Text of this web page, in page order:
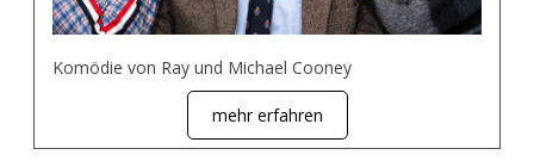
Komödie von Ray und Michael Cooney
mehr erfahren